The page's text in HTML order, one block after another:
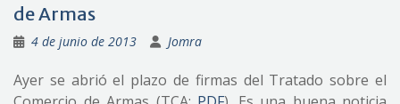
de Armas
4 de junio de 2013 Jomra
Ayer se abrió el plazo de firmas del Tratado sobre el